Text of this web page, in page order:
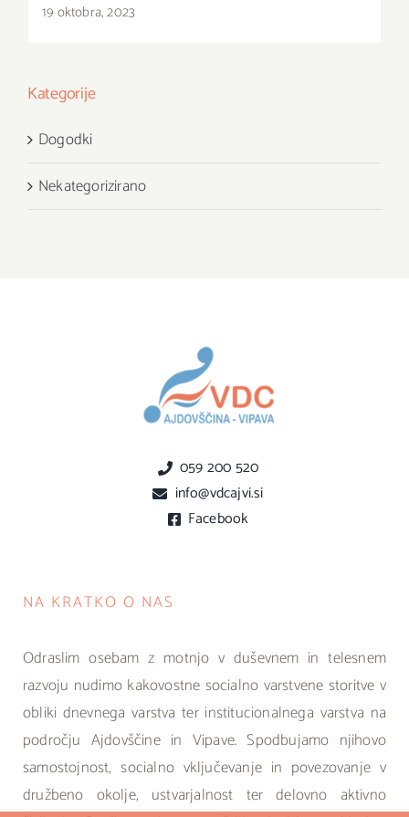
19 oktobra, 2023
Kategorije
Dogodki
Nekategorizirano
059 200 520
info@vdcajvi.si
Facebook
NA KRATKO O NAS
Odraslim osebam z motnjo v duševnem in telesnem
razvoju nudimo kakovostne socialno varstvene storitve v
obliki dnevnega varstva ter institucionalnega varstva na
področju Ajdovščine in Vipave. Spodbujamo njihovo
samostojnost, socialno vključevanje in povezovanje v
družbeno okolje, ustvarjalnost ter delovno aktivno